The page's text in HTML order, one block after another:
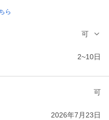
ら
可
2~10日
可
2026年7月23日